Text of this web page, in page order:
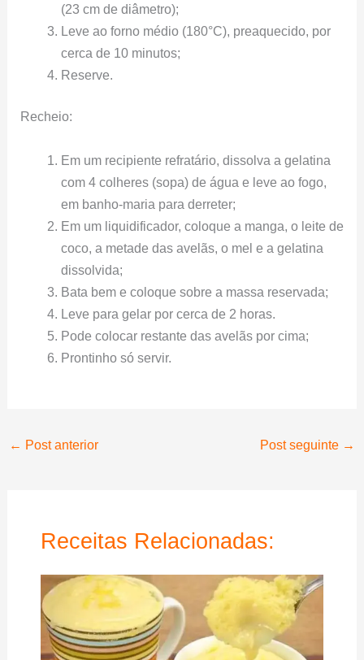
(23 cm de diâmetro);
Leve ao forno médio (180°C), preaquecido, por
cerca de 10 minutos;
Reserve.
Recheio:
Em um recipiente refratário, dissolva a gelatina
com 4 colheres (sopa) de água e leve ao fogo,
em banho-maria para derreter;
Em um liquidificador, coloque a manga, o leite de
coco, a metade das avelãs, o mel e a gelatina
dissolvida;
Bata bem e coloque sobre a massa reservada;
Leve para gelar por cerca de 2 horas.
Pode colocar restante das avelãs por cima;
Prontinho só servir.
← Post anterior Post seguinte →
Receitas Relacionadas: